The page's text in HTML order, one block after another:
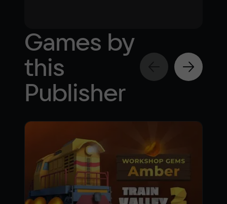
Games by
this
Publisher